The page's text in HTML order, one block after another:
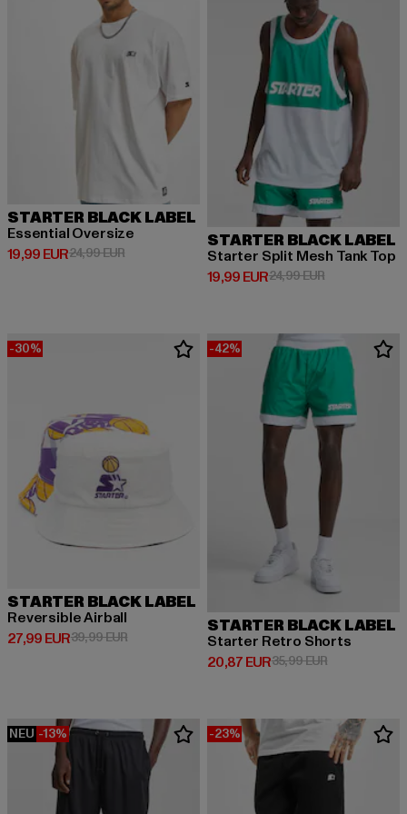
STARTER BLACK LABEL
Essential Oversize
19,99 EUR
Derzeitiger Preis: 19,99 EUR
24,99 EURAktionspreis: 24,99 EUR
STARTER BLACK LABEL
Starter Split Mesh Tank Top
19,99 EUR
Derzeitiger Preis: 19,99 EUR
24,99 EURAktionspreis:
-30%
STARTER BLACK LABEL
Reversible Airball
27,99 EUR
Derzeitiger Preis: 27,99 EUR
39,99 EURAktionspreis: 39,99 EUR
-42%
STARTER BLACK LABEL
Starter Retro Shorts
20,87 EUR
Derzeitiger Preis: 20,87 EUR
35,99 EURAktionspreis:
NEU -13% -23%